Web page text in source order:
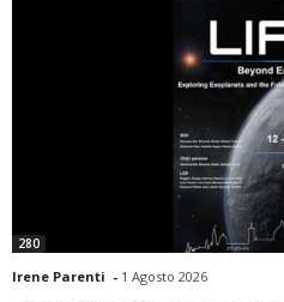
280
Irene Parenti - 1 Agosto 2026